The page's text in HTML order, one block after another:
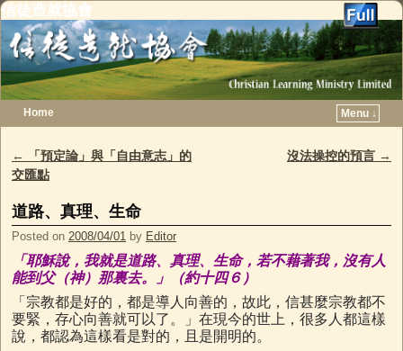
信徒造就協會
Home
Menu ↓
Post navigation
←
「預定論」與「自由意志」的
交匯點
沒法操控的預言 →
道路、真理、生命
Posted on 2008/04/01 by Editor
「耶穌說，我就是道路、真理、生命，若不藉著我，沒有人
能到父（神）那裏去。」（約十四６）
「宗教都是好的，都是導人向善的，故此，信甚麼宗教都不
要緊，存心向善就可以了。」在現今的世上，很多人都這樣
說，都認為這樣看是對的，且是開明的。